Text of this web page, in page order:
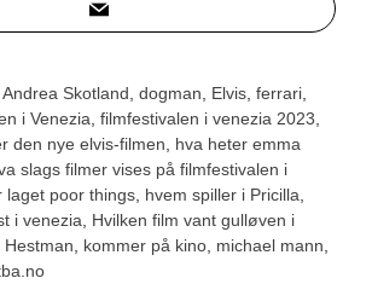
Andrea Skotland dogman Elvis ferrari
i Venezia filmfestivalen i venezia 2023
den nye elvis-filmen
hva heter emma
slags filmer vises på filmfestivalen i
laget poor things hvem spiller i Pricilla
i venezia
Hvilken film vant gulløven i
kommer på kino michael mann